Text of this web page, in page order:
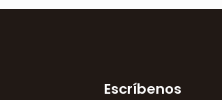
Escríbenos